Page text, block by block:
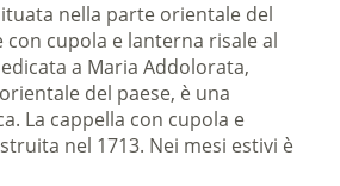
nella parte orientale del
con cupola e lanterna risale al
a Maria Addolorata,
del paese, è una
La cappella con cupola e
nel 1713. Nei mesi estivi è